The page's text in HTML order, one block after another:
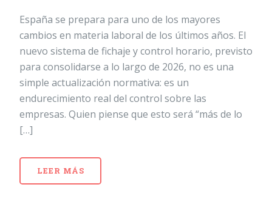
España se prepara para uno de los mayores
cambios en materia laboral de los últimos años. El
nuevo sistema de fichaje y control horario, previsto
para consolidarse a lo largo de 2026, no es una
simple actualización normativa: es un
endurecimiento real del control sobre las
empresas. Quien piense que esto será “más de lo
[…]
LEER MÁS